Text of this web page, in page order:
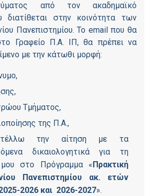
από τον ακαδημαϊκό
διατίθεται στην κοινότητα των
Πανεπιστημίου. Το email που θα
Γραφείο Π.Α. ΙΠ, θα πρέπει να
με την κάτωθι μορφή:
Τμήματος,
της Π.Α.,
την αίτηση με τα
δικαιολογητικά για τη
μου στο Πρόγραμμα « Πρακτική
Πανεπιστημίου ακ. ετών
2026 και 2026-2027».